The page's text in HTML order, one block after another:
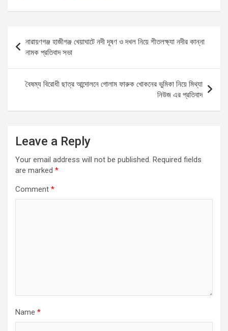
ce
o
o
k
ail at
A
p
p
se
n
g
er
ar
navigation
নারায়ণগঞ্জ হাজীগঞ্জ খেয়াঘাটে নদী দূষণ ও দখল নিয়ে শীতলক্ষ্যা নদীর কান্না
নামক প্রতিবাদ সভা
বৈষম্য বিরোধী ছাত্র আন্দোলনে গোলাম ফারুক খোকনের ভুমিকা নিয়ে মিথ্যা
নিউজ এর প্রতিবাদ
Leave a Reply
Your email address will not be published. Required fields
are marked *
Comment *
Name *